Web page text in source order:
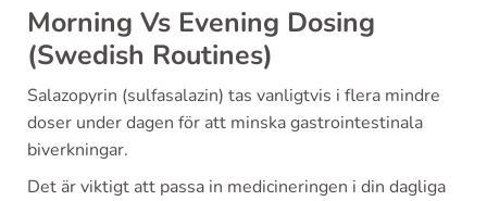
Morning Vs Evening Dosing
(Swedish Routines)
Salazopyrin (sulfasalazin) tas vanligtvis i flera mindre
doser under dagen för att minska gastrointestinala
biverkningar.
Det är viktigt att passa in medicineringen i din dagliga